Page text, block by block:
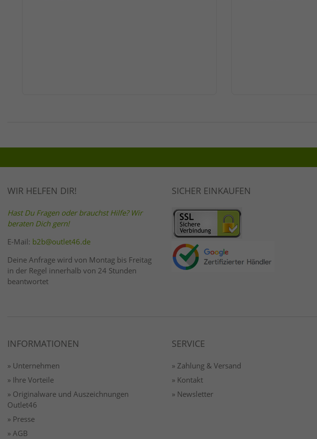
WIR HELFEN DIR!
Hast Du Fragen oder brauchst Hilfe? Wir
beraten Dich gern!
E-Mail: b2b@outlet46.de
Deine Anfrage wird von Montag bis Freitag
in der Regel innerhalb von 24 Stunden
beantwortet
SICHER EINKAUFEN
INFORMATIONEN
» Unternehmen
» Ihre Vorteile
» Originalware und Auszeichnungen
Outlet46
» Presse
» AGB
SERVICE
» Zahlung & Versand
» Kontakt
» Newsletter